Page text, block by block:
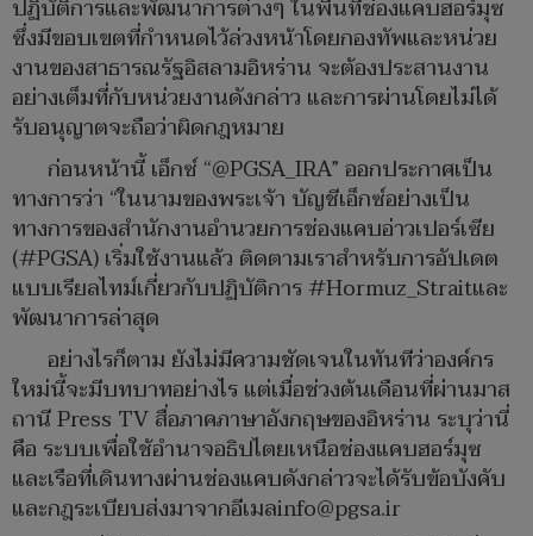
ปฏิบัติการและพัฒนาการต่างๆ ในพื้นที่ช่องแคบฮอร์มุซ
ซึ่งมีขอบเขตที่กำหนดไว้ล่วงหน้าโดยกองทัพและหน่วย
งานของสาธารณรัฐอิสลามอิหร่าน จะต้องประสานงาน
อย่างเต็มที่กับหน่วยงานดังกล่าว และการผ่านโดยไม่ได้
รับอนุญาตจะถือว่าผิดกฎหมาย
ก่อนหน้านี้ เอ็กซ์ “@PGSA_IRA” ออกประกาศเป็น
ทางการว่า “ในนามของพระเจ้า บัญชีเอ็กซ์อย่างเป็น
ทางการของสำนักงานอำนวยการช่องแคบอ่าวเปอร์เซีย
(#PGSA) เริ่มใช้งานแล้ว ติดตามเราสำหรับการอัปเดต
แบบเรียลไทม์เกี่ยวกับปฏิบัติการ #Hormuz_Straitและ
พัฒนาการล่าสุด
อย่างไรก็ตาม ยังไม่มีความชัดเจนในทันทีว่าองค์กร
ใหม่นี้จะมีบทบาทอย่างไร แต่เมื่อช่วงต้นเดือนที่ผ่านมาส
ถานี Press TV สื่อภาคภาษาอังกฤษของอิหร่าน ระบุว่านี่
คือ ระบบเพื่อใช้อำนาจอธิปไตยเหนือช่องแคบฮอร์มุซ
และเรือที่เดินทางผ่านช่องแคบดังกล่าวจะได้รับข้อบังคับ
และกฎระเบียบส่งมาจากอีเมลinfo@pgsa.ir